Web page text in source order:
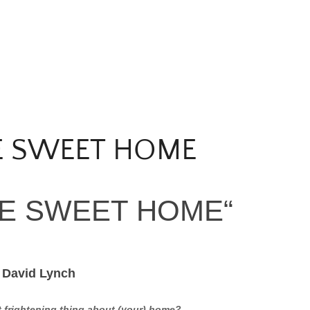
BAYRISCHER WALD
steht sie da – verwunschen und selbstvergessen auf einem riesigen Felsen.
SWEET HOME
SWEET HOME“
Lynch